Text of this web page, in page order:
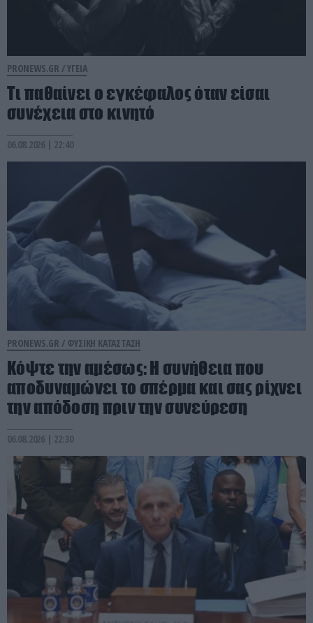
PRONEWS.GR /ΥΓΕΙΑ
Τι παθαίνει ο εγκέφαλος όταν είσαι
συνέχεια στο κινητό
06.08.2026 | 22:40
PRONEWS.GR / ΦΥΣΙΚΗ ΚΑΤΑΣΤΑΣΗ
Κόψτε την αμέσως: H συνήθεια που
αποδυναμώνει το σπέρμα και σας ρίχνει
την απόδοση πριν την συνεύρεση
06.08.2026 | 22:30